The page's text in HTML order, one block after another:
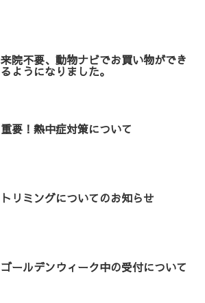
来院不要、動物ナビでお買い物ができ
るようになりました。
重要！熱中症対策について
トリミングについてのお知らせ
ゴールデンウィーク中の受付について